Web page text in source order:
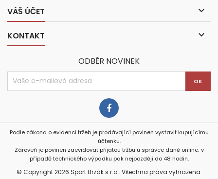
VÁŠ ÚČET 
KONTAKT 
ODBĚR NOVINEK
Podle zákona o evidenci tržeb je prodávající povinen vystavit kupujícímu
účtenku.
Zároveň je povinen zaevidovat přijatou tržbu u správce daně online; v
případě technického výpadku pak nejpozději do 48 hodin.
© Copyright 2026 Sport Brzák s.r.o.. Všechna práva vyhrazena.